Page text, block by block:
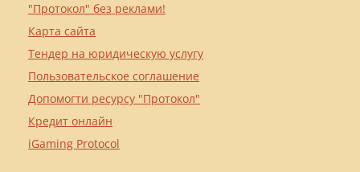
"Протокол" без реклами!
Карта сайта
Тендер на юридическую услугу
Пользовательское соглашение
Допомогти ресурсу "Протокол"
Кредит онлайн
iGaming Protocol